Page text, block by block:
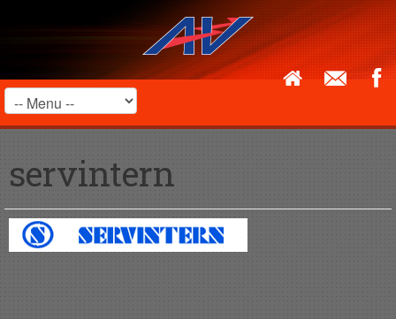
servintern